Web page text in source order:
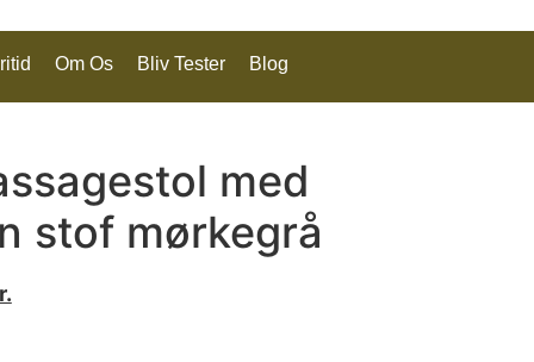
Om Os Bliv Tester Blog
med
stof mørkegrå